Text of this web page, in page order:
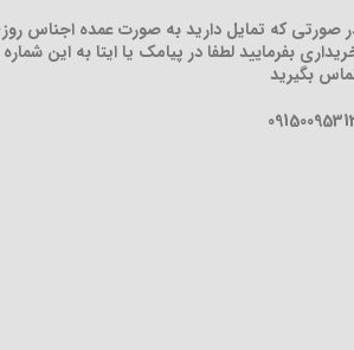
صورتی که تمایل دارید به صورت عمده اجناس
بفرمایید لطفا در پیامک یا ایتا به این
بگیرید